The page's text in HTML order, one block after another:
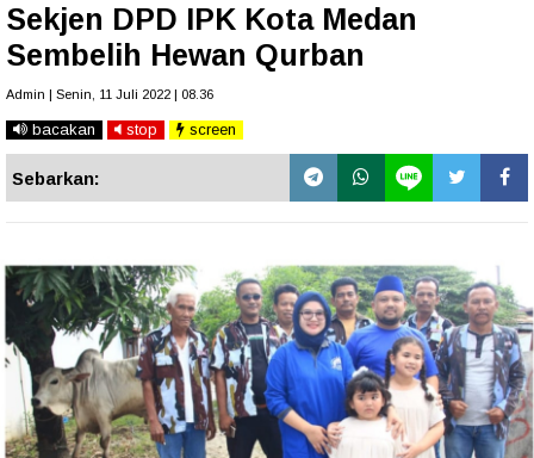
Sekjen DPD IPK Kota Medan
Sembelih Hewan Qurban
Admin | Senin, 11 Juli 2022 | 08.36
bacakan stop screen
Sebarkan: